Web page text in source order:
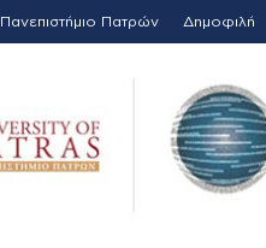
Πανεπιστήμιο Πατρών Δημοφιλή